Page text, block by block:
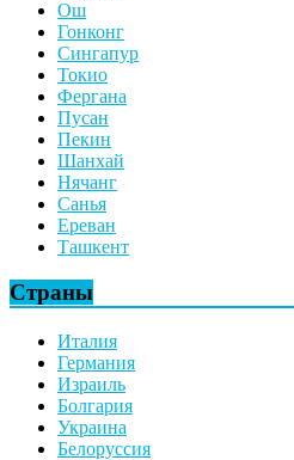
Ош
Гонконг
Сингапур
Токио
Фергана
Пусан
Пекин
Шанхай
Нячанг
Санья
Ереван
Ташкент
Страны
Италия
Германия
Израиль
Болгария
Украина
Белоруссия